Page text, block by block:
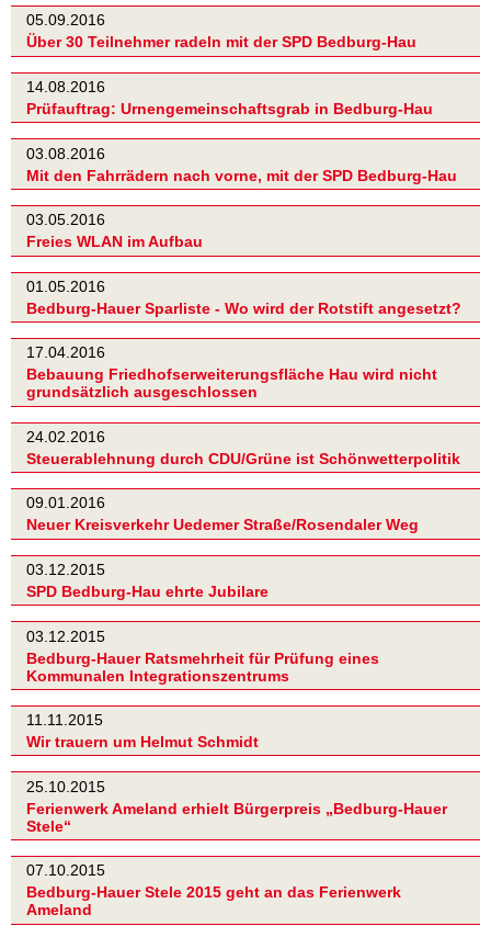
05.09.2016
Über 30 Teilnehmer radeln mit der SPD Bedburg-Hau
14.08.2016
Prüfauftrag: Urnengemeinschaftsgrab in Bedburg-Hau
03.08.2016
Mit den Fahrrädern nach vorne, mit der SPD Bedburg-Hau
03.05.2016
Freies WLAN im Aufbau
01.05.2016
Bedburg-Hauer Sparliste - Wo wird der Rotstift angesetzt?
17.04.2016
Bebauung Friedhofserweiterungsfläche Hau wird nicht
grundsätzlich ausgeschlossen
24.02.2016
Steuerablehnung durch CDU/Grüne ist Schönwetterpolitik
09.01.2016
Neuer Kreisverkehr Uedemer Straße/Rosendaler Weg
03.12.2015
SPD Bedburg-Hau ehrte Jubilare
03.12.2015
Bedburg-Hauer Ratsmehrheit für Prüfung eines
Kommunalen Integrationszentrums
11.11.2015
Wir trauern um Helmut Schmidt
25.10.2015
Ferienwerk Ameland erhielt Bürgerpreis „Bedburg-Hauer
Stele“
07.10.2015
Bedburg-Hauer Stele 2015 geht an das Ferienwerk
Ameland